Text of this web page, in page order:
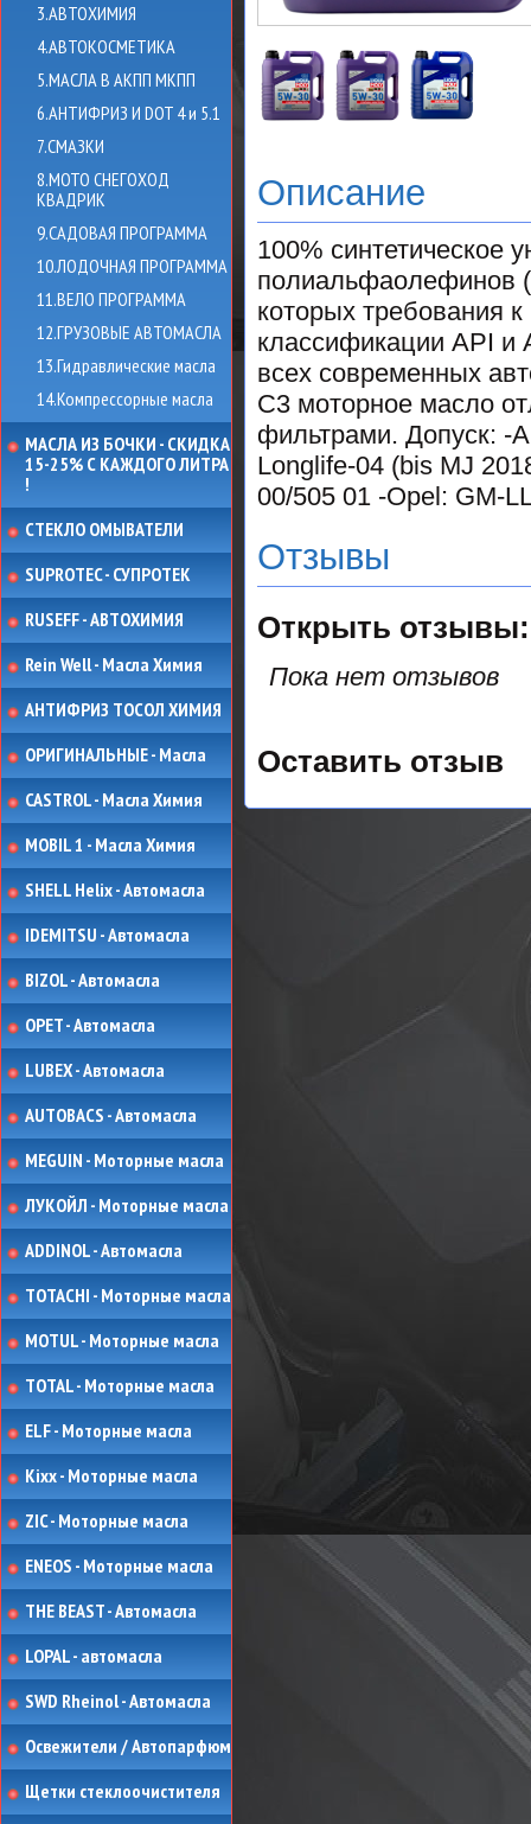
3.АВТОХИМИЯ
4.АВТОКОСМЕТИКА
5.МАСЛА В АКПП МКПП
6.АНТИФРИЗ И DOT 4 и 5.1
7.СМАЗКИ
8.МОТО СНЕГОХОД
КВАДРИК
9.САДОВАЯ ПРОГРАММА
10.ЛОДОЧНАЯ ПРОГРАММА
11.ВЕЛО ПРОГРАММА
12.ГРУЗОВЫЕ АВТОМАСЛА
13.Гидравлические масла
14.Компрессорные масла
МАСЛА ИЗ БОЧКИ - СКИДКА
15-25% С КАЖДОГО ЛИТРА
!
СТЕКЛО ОМЫВАТЕЛИ
SUPROTEC - СУПРОТЕК
RUSEFF - АВТОХИМИЯ
Rein Well - Масла Химия
АНТИФРИЗ ТОСОЛ ХИМИЯ
ОРИГИНАЛЬНЫЕ - Масла
CASTROL - Масла Химия
MOBIL 1 - Масла Химия
SHELL Helix - Автомасла
IDEMITSU - Автомасла
BIZOL - Автомасла
OPET - Автомасла
LUBEX - Автомасла
AUTOBACS - Автомасла
MEGUIN - Моторные масла
ЛУКОЙЛ - Моторные масла
ADDINOL - Автомасла
TOTACHI - Моторные масла
MOTUL - Моторные масла
TOTAL - Моторные масла
ELF - Моторные масла
Kixx - Моторные масла
ZIC - Моторные масла
ENEOS - Моторные масла
THE BEAST - Автомасла
LOPAL - автомасла
SWD Rheinol - Автомасла
Освежители / Автопарфюм
Щетки стеклоочистителя
Описание
100% синтетическое
полиальфаолефинов
которых требования
классификации API и
всех современных
C3 моторное масло
фильтрами. Допуск: -
Longlife-04 (bis MJ
00/505 01 -Opel: GM-
Отзывы
Открыть
Пока нет отзывов
Оставить отзыв